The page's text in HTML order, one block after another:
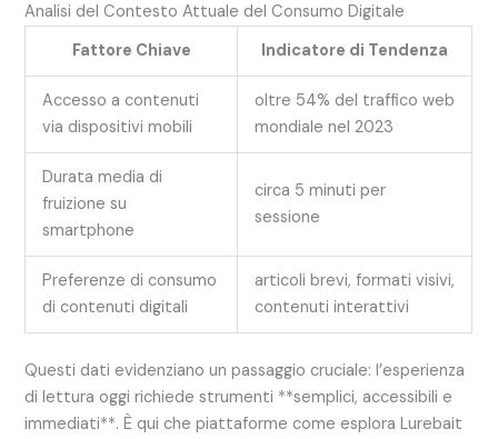
Analisi del Contesto Attuale del Consumo Digitale
Fattore Chiave
Indicatore di Tendenza
Accesso a contenuti
via dispositivi mobili
oltre 54% del traffico web
mondiale nel 2023
Durata media di
fruizione su
smartphone
circa 5 minuti per
sessione
Preferenze di consumo
di contenuti digitali
articoli brevi, formati visivi,
contenuti interattivi
Questi dati evidenziano un passaggio cruciale: l’esperienza
di lettura oggi richiede strumenti **semplici, accessibili e
immediati**. È qui che piattaforme come esplora Lurebait